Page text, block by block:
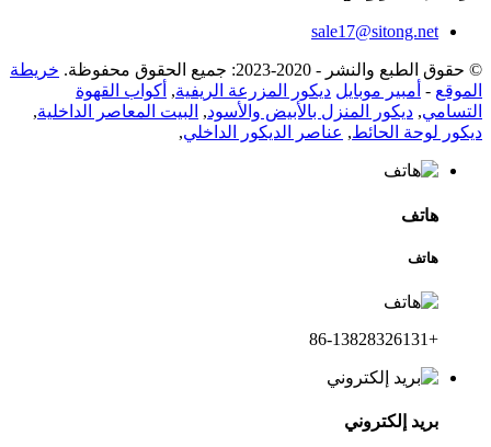
sale17@sitong.net
© حقوق الطبع والنشر - 2020-2023: جميع الحقوق محفوظة.
خريطة
الموقع - أمبير موبايل ديكور المزرعة الريفية, أكواب القهوة
التسامي, ديكور المنزل بالأبيض والأسود, البيت المعاصر الداخلية,
ديكور لوحة الحائط, عناصر الديكور الداخلي,
هاتف
هاتف
+86-13828326131
بريد إلكتروني